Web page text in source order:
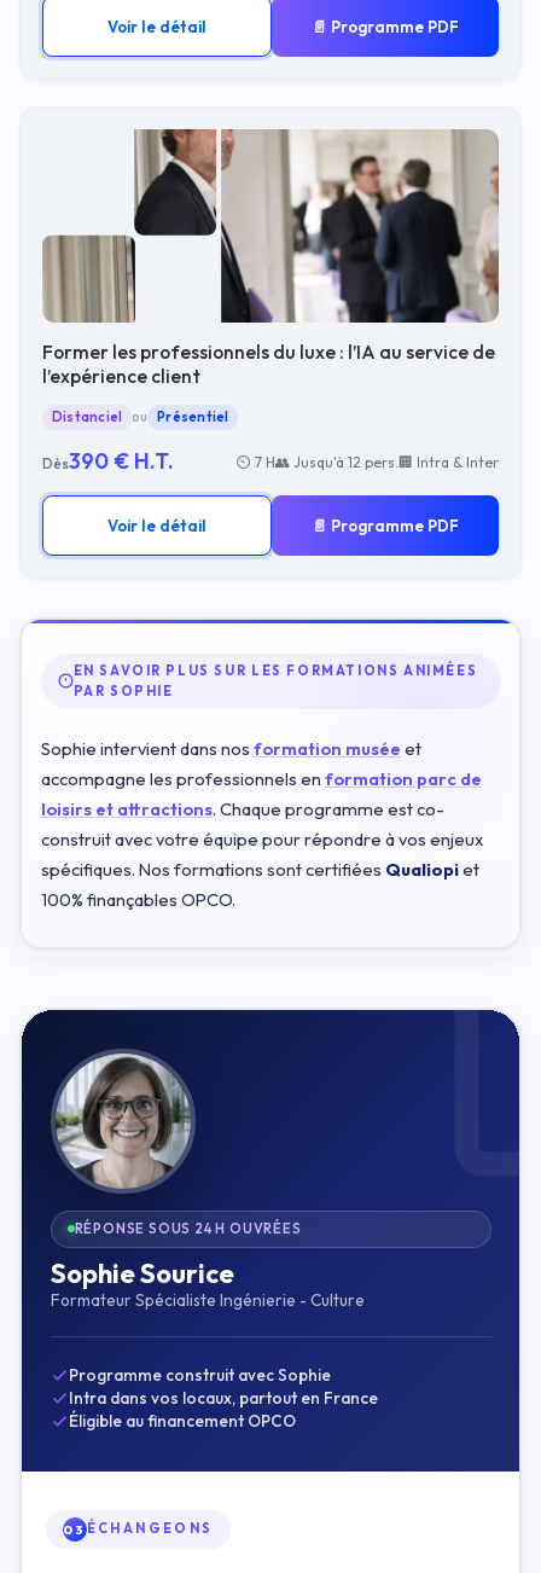
Voir le détail 📄 Programme PDF
Former les professionnels du luxe : l’IA au service de
l’expérience client
Distanciel ou Présentiel
Dès390 € H.T. ⏲ 7 H👥 Jusqu'à 12 pers. 🏢 Intra & Inter
Voir le détail 📄 Programme PDF
EN SAVOIR PLUS SUR LES FORMATIONS ANIMÉES
PAR SOPHIE
Sophie intervient dans nos formation musée et
accompagne les professionnels en formation parc de
loisirs et attractions. Chaque programme est co-
construit avec votre équipe pour répondre à vos enjeux
spécifiques. Nos formations sont certifiées Qualiopiet
100% finançables OPCO.
RÉPONSE SOUS 24 H OUVRÉES
Sophie Sourice
Formateur Spécialiste Ingénierie - Culture
Programme construit avec Sophie
Intra dans vos locaux, partout en France
Éligible au financement OPCO
03ÉCHANGEONS